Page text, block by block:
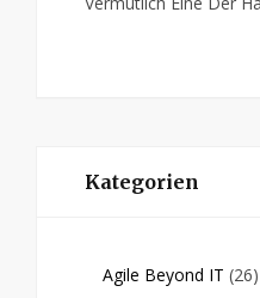
Kategorien
Agile Beyond IT (26)